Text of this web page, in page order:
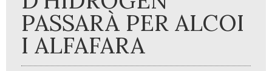
PASSARÀ PER ALCOI
I ALFAFARA